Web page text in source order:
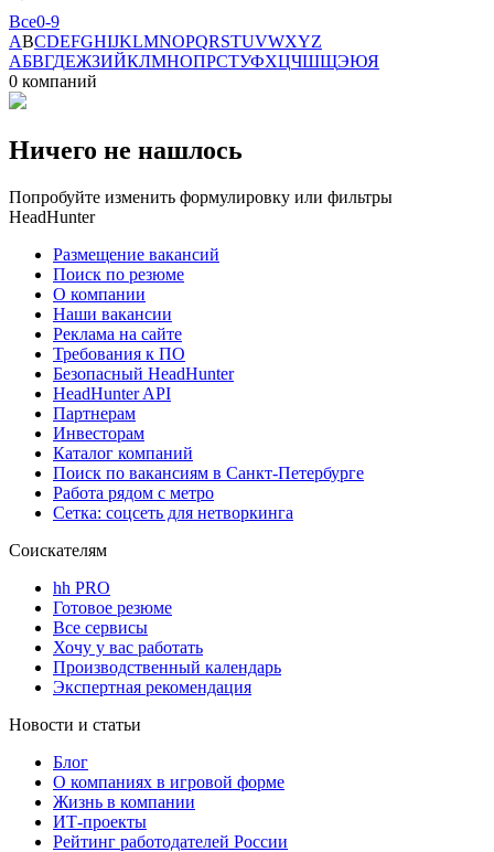
Все0-9
ABCDEFGHIJKLMNOPQRSTUVWXYZ
АБВГДЕЖЗИЙКЛМНОПРСТУФХЦЧШЩЭЮЯ
0 компаний
Ничего не нашлось
Попробуйте изменить формулировку или фильтры
HeadHunter
Размещение вакансий
Поиск по резюме
О компании
Наши вакансии
Реклама на сайте
Требования к ПО
Безопасный HeadHunter
HeadHunter API
Партнерам
Инвесторам
Каталог компаний
Поиск по вакансиям в Санкт-Петербурге
Работа рядом с метро
Сетка: соцсеть для нетворкинга
Соискателям
hh PRO
Готовое резюме
Все сервисы
Хочу у вас работать
Производственный календарь
Экспертная рекомендация
Новости и статьи
Блог
О компаниях в игровой форме
Жизнь в компании
ИТ-проекты
Рейтинг работодателей России